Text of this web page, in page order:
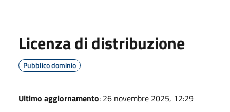
Licenza di distribuzione
Pubblico dominio
Ultimo aggiornamento: 26 novembre 2025, 12:29